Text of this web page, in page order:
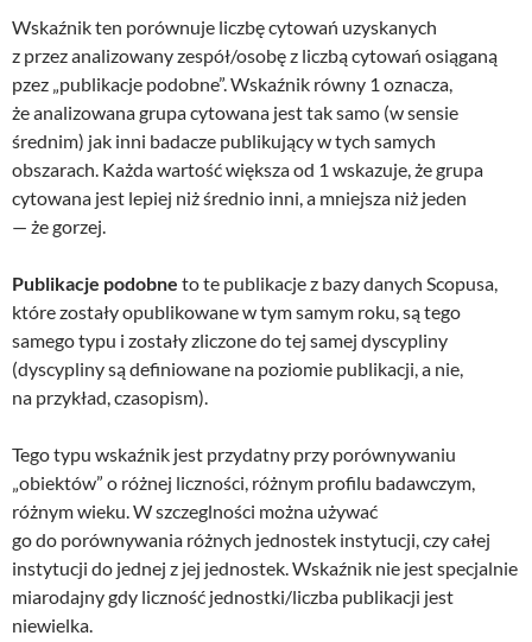
Wskaźnik ten porównuje liczbę cytowań uzyskanych
z przez analizowany zespół/osobę z liczbą cytowań osiąganą
pzez „publikacje podobne”. Wskaźnik równy 1 oznacza,
że analizowana grupa cytowana jest tak samo (w sensie
średnim) jak inni badacze publikujący w tych samych
obszarach. Każda wartość większa od 1 wskazuje, że grupa
cytowana jest lepiej niż średnio inni, a mniejsza niż jeden
— że gorzej.
Publikacje podobne to te publikacje z bazy danych Scopusa,
które zostały opublikowane w tym samym roku, są tego
samego typu i zostały zliczone do tej samej dyscypliny
(dyscypliny są definiowane na poziomie publikacji, a nie,
na przykład, czasopism).
Tego typu wskaźnik jest przydatny przy porównywaniu
„obiektów” o różnej liczności, różnym profilu badawczym,
różnym wieku. W szczeglności można używać
go do porównywania różnych jednostek instytucji, czy całej
instytucji do jednej z jej jednostek. Wskaźnik nie jest specjalnie
miarodajny gdy liczność jednostki/liczba publikacji jest
niewielka.